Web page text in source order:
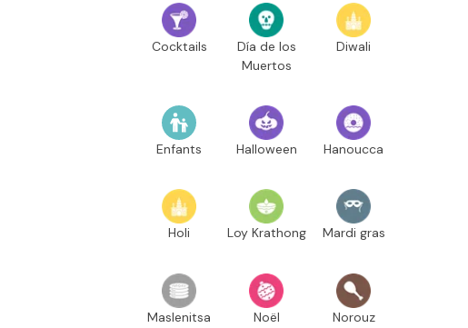
Cocktails
Día de los
Muertos
Diwali
Enfants Halloween Hanoucca
Holi Loy Krathong Mardi gras
Maslenitsa Noël Norouz